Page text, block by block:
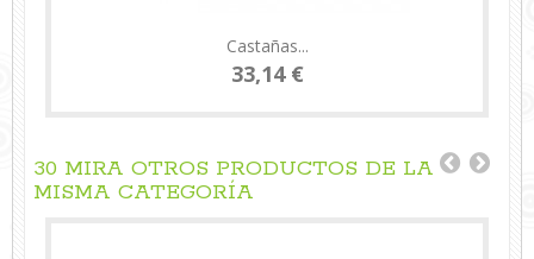
Castañas...
33,14 €
30 MIRA OTROS PRODUCTOS DE LA
MISMA CATEGORÍA